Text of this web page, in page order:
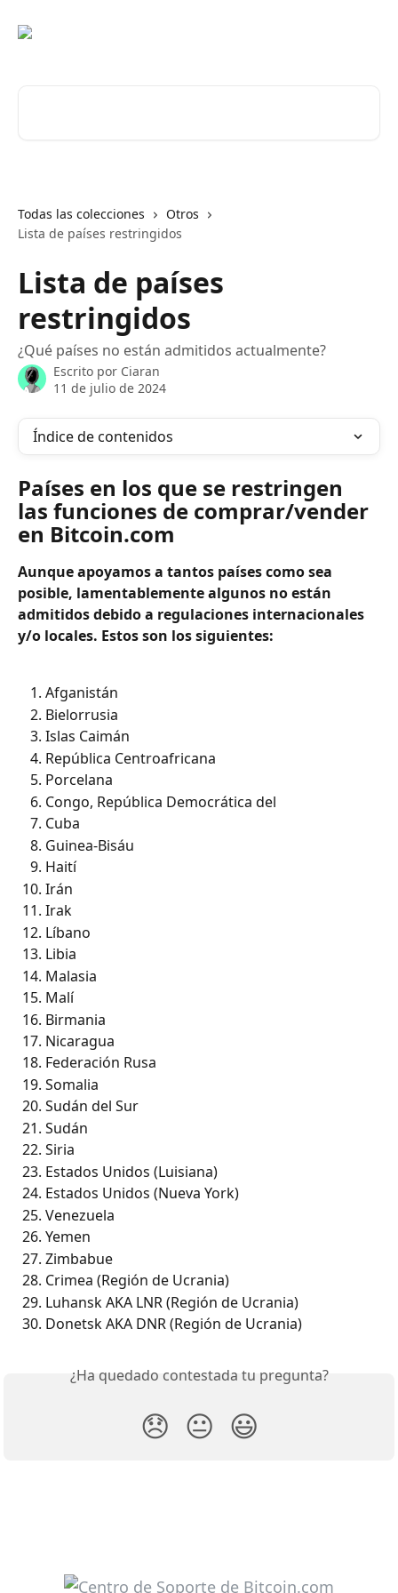
Todas las colecciones
Otros
Lista de países restringidos
Lista de países
restringidos
¿Qué países no están admitidos actualmente?
Escrito por Ciaran
11 de julio de 2024
Índice de contenidos
Países en los que se restringen
las funciones de comprar/vender
en Bitcoin.com
Aunque apoyamos a tantos países como sea
posible, lamentablemente algunos no están
admitidos debido a regulaciones internacionales
y/o locales. Estos son los siguientes:
Afganistán
Bielorrusia
Islas Caimán
República Centroafricana
Porcelana
Congo, República Democrática del
Cuba
Guinea-Bisáu
Haití
Irán
Irak
Líbano
Libia
Malasia
Malí
Birmania
Nicaragua
Federación Rusa
Somalia
Sudán del Sur
Sudán
Siria
Estados Unidos (Luisiana)
Estados Unidos (Nueva York)
Venezuela
Yemen
Zimbabue
Crimea (Región de Ucrania)
Luhansk AKA LNR (Región de Ucrania)
Donetsk AKA DNR (Región de Ucrania)
¿Ha quedado contestada tu pregunta?
😞 😐 😃